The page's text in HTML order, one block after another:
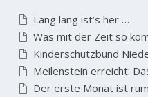
Lang lang ist’s her …
Was mit der Zeit so
Kinderschutzbund
Meilenstein erreicht:
Der erste Monat ist